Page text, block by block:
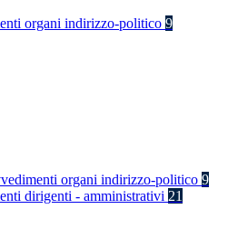
organi indirizzo-politico 9
organi indirizzo-politico 9
dirigenti - amministrativi 21